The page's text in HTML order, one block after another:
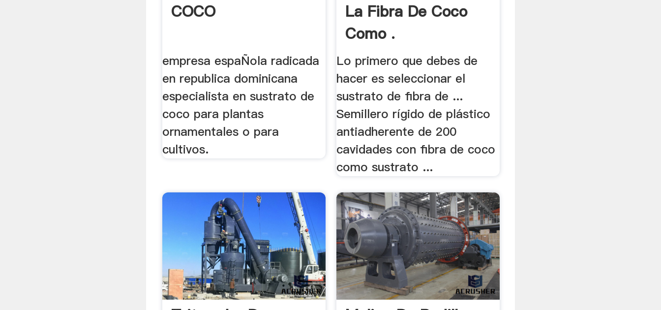
COCO
empresa espaÑola radicada
en republica dominicana
especialista en sustrato de
coco para plantas
ornamentales o para
cultivos.
La Fibra De Coco
Como .
Lo primero que debes de
hacer es seleccionar el
sustrato de fibra de ...
Semillero rígido de plástico
antiadherente de 200
cavidades con fibra de coco
como sustrato ...